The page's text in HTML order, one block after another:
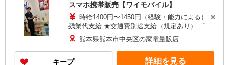
+゜
スマホ携帯販売【ワイモバイル】
時給1400円〜1450円（経験・能力による） ※
残業代支給 ★交通費別途支給（規定あり） ゜
+゜・。○。・゜+゜・。○。・゜+゜ 入社祝い金10
万円支給(規定有) お友達を紹介頂くと, インセンテ
ィブ支給(規定有) ★月2回払い・週払い可能（規程
有）★ ゜・。○。・゜+゜・。○。・゜+゜
熊本県熊本市中央区の家電量販店
キープ 詳細を見る